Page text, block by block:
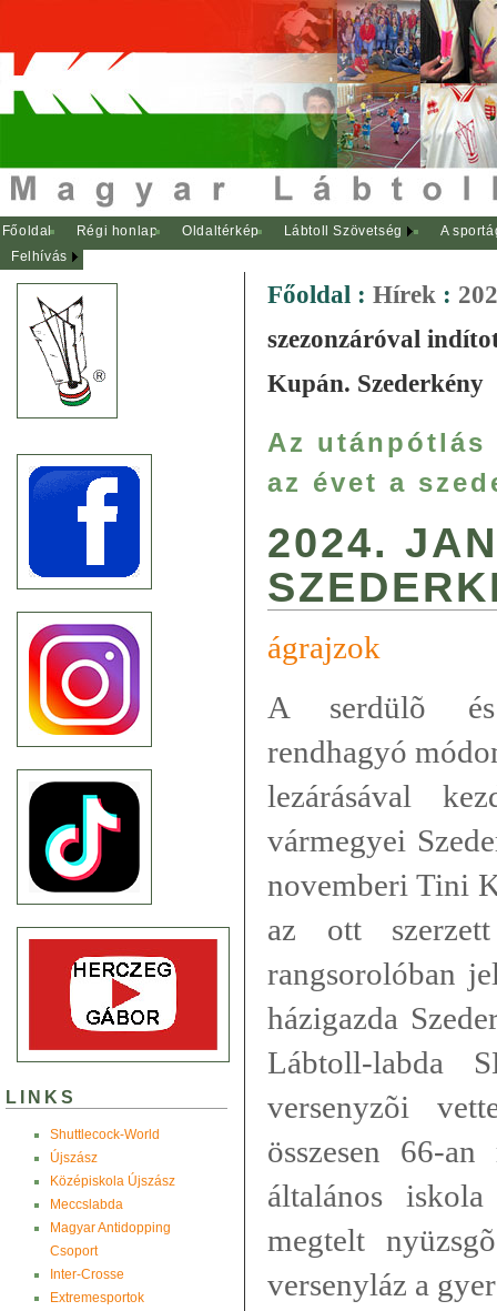
Főoldal Régi honlap Oldaltérkép Lábtoll Szövetség
A
Felhívás
LINKS
Shuttlecock-World
Újszász
Középiskola Újszász
Meccslabda
Magyar Antidopping
Csoport
Inter-Crosse
Extremesportok
Főoldal : Hírek :
szezonzáróval
Kupán. Szederkény
Az
az évet a
2024.
ágrajzok
A serdülõ és
rendhagyó
lezárásával
vármegyei
novemberi Tini
az ott
rangsorolóban
házigazda
Lábtoll-labda
versenyzõi
összesen 66-
általános
megtelt
versenyláz a